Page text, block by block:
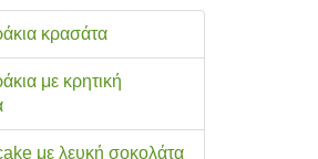
κρασάτα
με κρητική
με λευκή σοκολάτα